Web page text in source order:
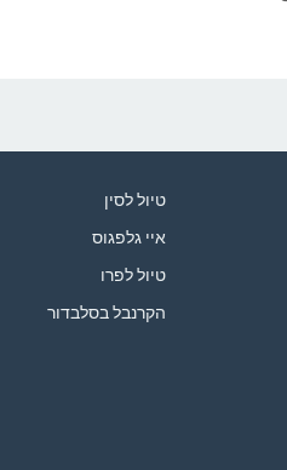
טיול לסין
איי גלפגוס
טיול לפרו
הקרנבל בסלבדור